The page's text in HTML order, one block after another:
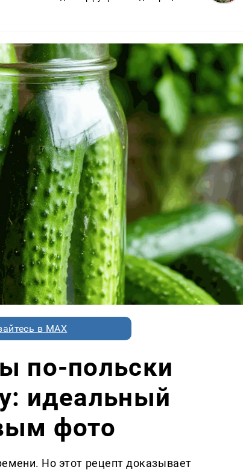
в MAX
по-польски
идеальный
фото
Но этот рецепт доказывает